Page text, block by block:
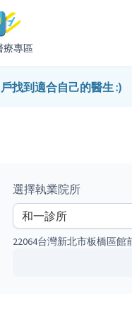
療專區
找到適合自己的醫生 :)
選擇執業院所
22064台灣新北市板橋區館